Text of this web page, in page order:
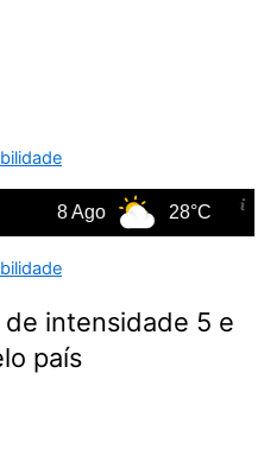
8 Ago 28°C
intensidade 5 e
país